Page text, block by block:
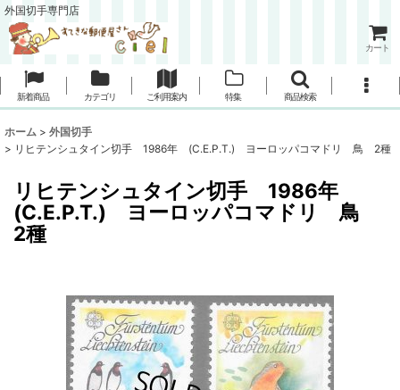
外国切手専門店
カート
新着商品 カテゴリ ご利用案内 特集 商品検索
ホーム > 外国切手
> リヒテンシュタイン切手 1986年 (C.E.P.T.) ヨーロッパコマドリ 鳥 2種
リヒテンシュタイン切手 1986年
(C.E.P.T.) ヨーロッパコマドリ 鳥
2種